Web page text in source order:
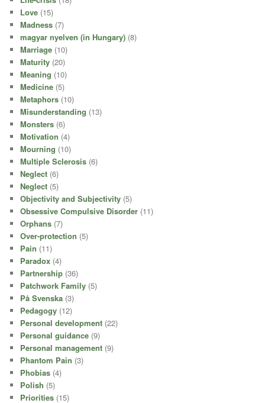
Love (15)
Madness (7)
magyar nyelven (in Hungary) (8)
Marriage (10)
Maturity (20)
Meaning (10)
Medicine (5)
Metaphors (10)
Misunderstanding (13)
Monsters (6)
Motivation (4)
Mourning (10)
Multiple Sclerosis (6)
Neglect (6)
Neglect (5)
Objectivity and Subjectivity (5)
Obsessive Compulsive Disorder (11)
Orphans (7)
Over-protection (5)
Pain (11)
Paradox (4)
Partnership (36)
Patchwork Family (5)
På Svenska (3)
Pedagogy (12)
Personal development (22)
Personal guidance (9)
Personal management (9)
Phantom Pain (3)
Phobias (4)
Polish (5)
Priorities (15)